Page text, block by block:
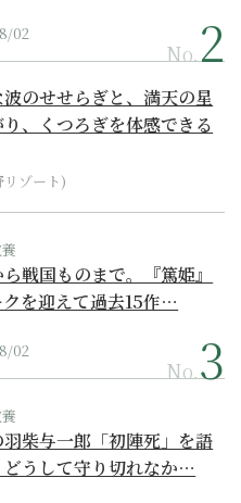
02
No.
のせせらぎと、満天の星
、くつろぎを体感できる
リゾート)
戦国ものまで。『篤姫』
クを迎えて過去15作…
02
No.
柴与一郎「初陣死」を語
どうして守り切れなか…